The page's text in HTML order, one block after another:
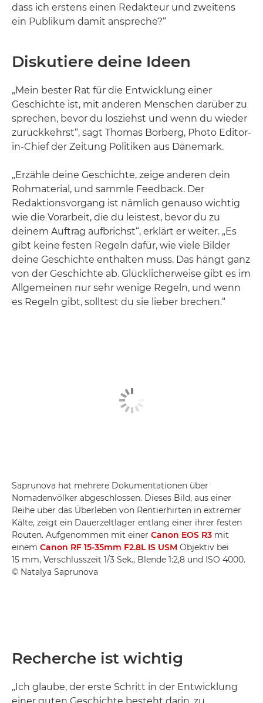
dass ich erstens einen Redakteur und zweitens
ein Publikum damit anspreche?“
Diskutiere deine Ideen
„Mein bester Rat für die Entwicklung einer
Geschichte ist, mit anderen Menschen darüber zu
sprechen, bevor du losziehst und wenn du wieder
zurückkehrst“, sagt Thomas Borberg, Photo Editor-
in-Chief der Zeitung Politiken aus Dänemark.
„Erzähle deine Geschichte, zeige anderen dein
Rohmaterial, und sammle Feedback. Der
Redaktionsvorgang ist nämlich genauso wichtig
wie die Vorarbeit, die du leistest, bevor du zu
deinem Auftrag aufbrichst“, erklärt er weiter. „Es
gibt keine festen Regeln dafür, wie viele Bilder
deine Geschichte enthalten muss. Das hängt ganz
von der Geschichte ab. Glücklicherweise gibt es im
Allgemeinen nur sehr wenige Regeln, und wenn
es Regeln gibt, solltest du sie lieber brechen.“
Saprunova hat mehrere Dokumentationen über
Nomadenvölker abgeschlossen. Dieses Bild, aus einer
Reihe über das Überleben von Rentierhirten in extremer
Kälte, zeigt ein Dauerzeltlager entlang einer ihrer festen
Routen. Aufgenommen mit einer Canon EOS R3 mit
einem Canon RF 15-35mm F2.8L IS USM Objektiv bei
15 mm, Verschlusszeit 1/3 Sek., Blende 1:2,8 und ISO 4000.
© Natalya Saprunova
Recherche ist wichtig
„Ich glaube, der erste Schritt in der Entwicklung